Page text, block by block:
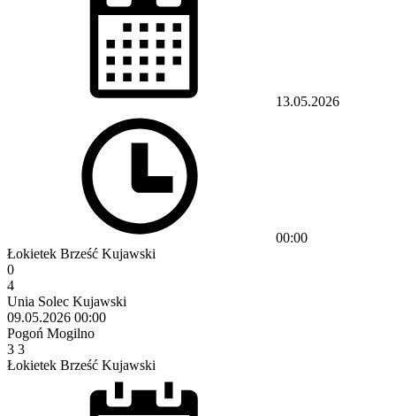
13.05.2026
00:00
Łokietek Brześć Kujawski
0
4
Unia Solec Kujawski
09.05.2026 00:00
Pogoń Mogilno
3 3
Łokietek Brześć Kujawski